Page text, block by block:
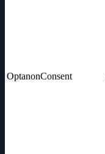
OptanonConsent